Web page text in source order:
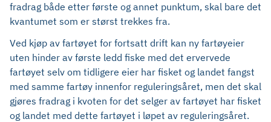
fradrag både etter første og annet punktum, skal bare det
kvantumet som er størst trekkes fra.
Ved kjøp av fartøyet for fortsatt drift kan ny fartøyeier
uten hinder av første ledd fiske med det ervervede
fartøyet selv om tidligere eier har fisket og landet fangst
med samme fartøy innenfor reguleringsåret, men det skal
gjøres fradrag i kvoten for det selger av fartøyet har fisket
og landet med dette fartøyet i løpet av reguleringsåret.